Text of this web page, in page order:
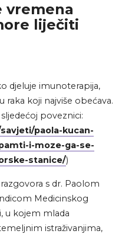
vremena
liječiti
djeluje imunoterapija,
raka koji najviše obećava.
poveznici:
paola-kucan-
i-moze-ga-se-
stanice/)
s dr. Paolom
Medicinskog
u kojem mlada
istraživanjima,